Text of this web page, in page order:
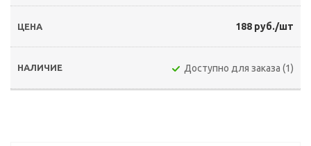
188 руб./шт
Доступно для заказа (1)